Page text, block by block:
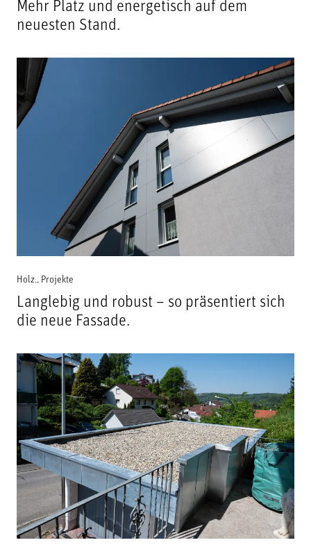
Mehr Platz und energetisch auf dem
neuesten Stand.
Holz., Projekte
Langlebig und robust – so präsentiert sich
die neue Fassade.